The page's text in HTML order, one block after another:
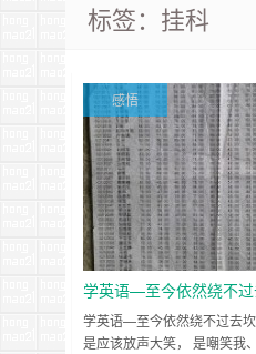
如果您觉得本站非
鸿毛21-生活、新知
新的启程~时钟
标签：挂科
感悟
学英语—至今依然绕不
学英语—至今依然绕不过去
是应该放声大笑， 是嘲笑我